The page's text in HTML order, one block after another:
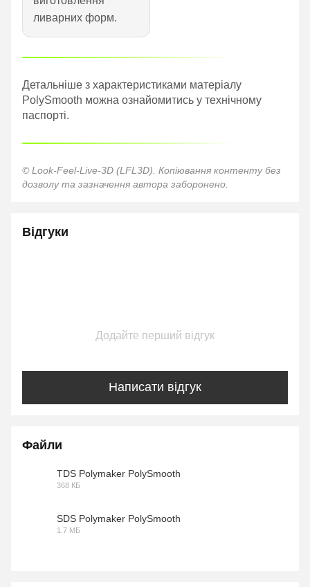
ливарних форм.
Детальніше з характеристиками матеріалу
PolySmooth можна ознайомитись у технічному
паспорті.
© Look-Feel-Live-3D (LFL3D). Копіювання контенту без
дозволу та зазначення автора заборонено.
Відгуки
Додайте перший відгук
Написати відгук
Файли
TDS Polymaker PolySmooth
368 КБ
SDS Polymaker PolySmooth
1.7 МБ